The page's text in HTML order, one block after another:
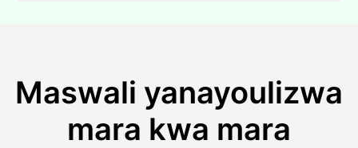
Maswali yanayoulizwa
mara kwa mara